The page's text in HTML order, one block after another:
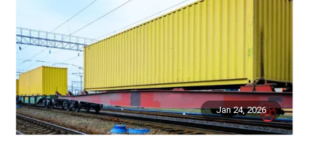
Jan 24, 2026